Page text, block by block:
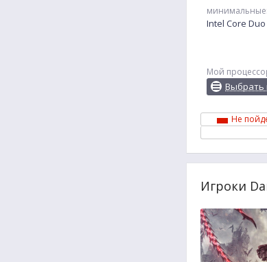
минимальные:
Intel Core Duo
Мой
Выбрать
Не
Игроки